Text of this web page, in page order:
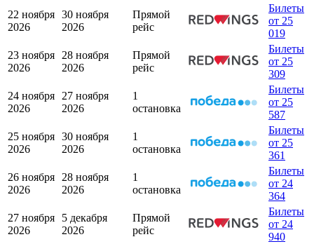
22 ноября
2026
30 ноября
2026
Прямой
рейс
Билеты
от 25
019
23 ноября
2026
28 ноября
2026
Прямой
рейс
Билеты
от 25
309
24 ноября
2026
27 ноября
2026
1
остановка
Билеты
от 25
587
25 ноября
2026
30 ноября
2026
1
остановка
Билеты
от 25
361
26 ноября
2026
28 ноября
2026
1
остановка
Билеты
от 24
364
27 ноября
2026
5 декабря
2026
Прямой
рейс
Билеты
от 24
940